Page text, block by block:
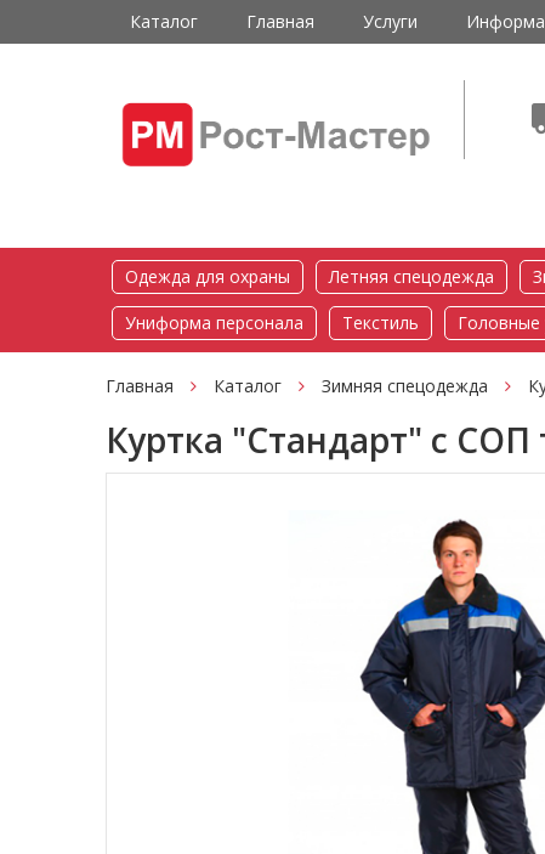
Каталог Главная Услуги
Одежда для охраны Летняя спецодежда
Униформа персонала
Текстиль Головные
Главная Каталог Зимняя спецодежда
Куртка "Стандарт" с